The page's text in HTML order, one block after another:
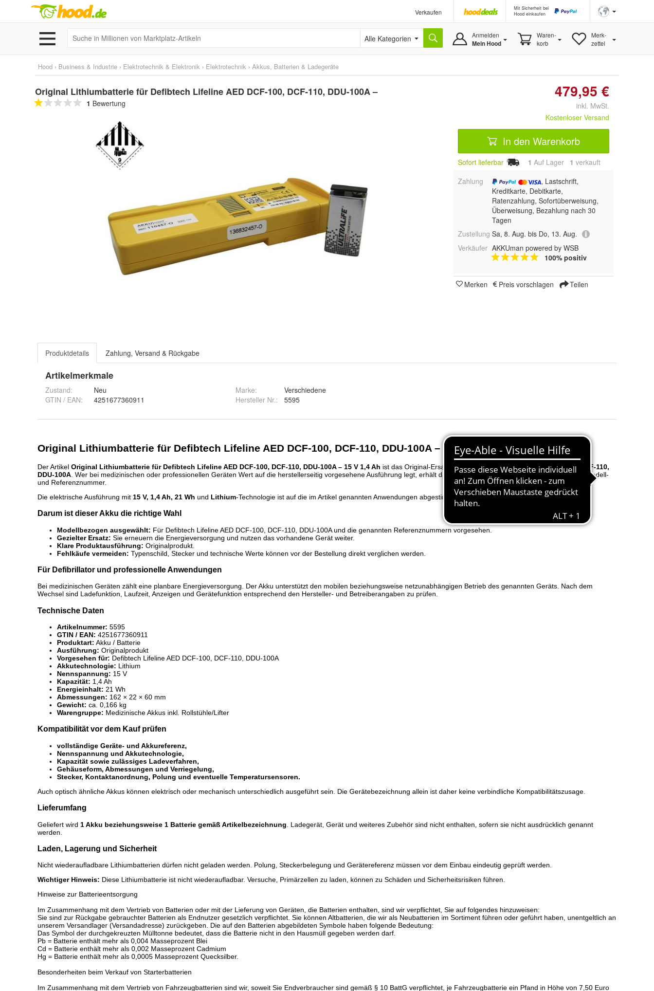
Verkaufen
Mit Sicherheit bei
Hood einkaufen
Alle Kategorien Anmelden
Mein Hood
Waren-
korb
Merk-
zettel
Hood › Business & Industrie › Elektrotechnik & Elektronik › Elektrotechnik › Akkus, Batterien & Ladegeräte
Original Lithiumbatterie für Defibtech Lifeline AED DCF-100, DCF-110, DDU-100A –
1 Bewertung
479,95 €
inkl. MwSt.
Kostenloser Versand
In den Warenkorb
Sofort lieferbar 1 Auf Lager 1 verkauft
Zahlung
, Lastschrift,
Kreditkarte, Debitkarte,
Ratenzahlung, Sofortüberweisung,
Überweisung, Bezahlung nach 30
Tagen
Zustellung Sa, 8. Aug. bis Do, 13. Aug.
Verkäufer AKKUman powered by WSB
100% positiv
Merken Preis vorschlagen Teilen
Produktdetails Zahlung, Versand & Rückgabe
Artikelmerkmale
Zustand:
Neu
GTIN / EAN:
4251677360911
Marke:
Verschiedene
Hersteller Nr.:
5595